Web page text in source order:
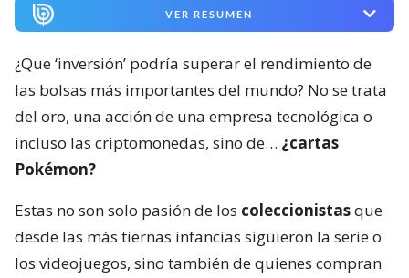
VER RESUMEN
¿Que ‘inversión’ podría superar el rendimiento de
las bolsas más importantes del mundo? No se trata
del oro, una acción de una empresa tecnológica o
incluso las criptomonedas, sino de… ¿cartas
Pokémon?
Estas no son solo pasión de los coleccionistasque
desde las más tiernas infancias siguieron la serie o
los videojuegos, sino también de quienes compran